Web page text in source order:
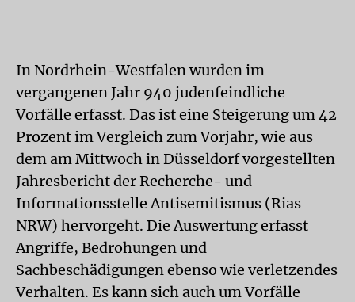
In Nordrhein-Westfalen wurden im
vergangenen Jahr 940 judenfeindliche
Vorfälle erfasst. Das ist eine Steigerung um 42
Prozent im Vergleich zum Vorjahr, wie aus
dem am Mittwoch in Düsseldorf vorgestellten
Jahresbericht der Recherche- und
Informationsstelle Antisemitismus (Rias
NRW) hervorgeht. Die Auswertung erfasst
Angriffe, Bedrohungen und
Sachbeschädigungen ebenso wie verletzendes
Verhalten. Es kann sich auch um Vorfälle